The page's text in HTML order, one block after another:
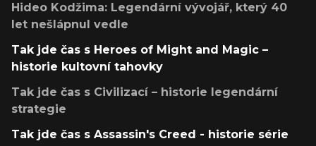
Hideo Kodžima: Legendární vývojář, který 40
let nešlápnul vedle
Tak jde čas s Heroes of Might and Magic –
historie kultovní tahovky
Tak jde čas s Civilizací – historie legendární
strategie
Tak jde čas s Assassin's Creed - historie série